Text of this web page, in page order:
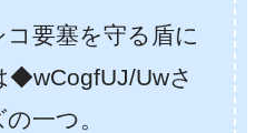
コ要塞を守る盾に
◆wCogfUJ/Uwさ
一つ。